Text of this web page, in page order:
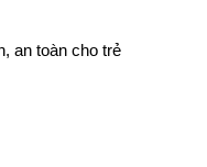
an toàn cho trẻ